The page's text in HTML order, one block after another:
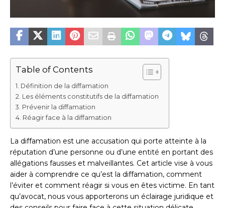
Table of Contents
Définition de la diffamation
Les éléments constitutifs de la diffamation
Prévenir la diffamation
Réagir face à la diffamation
La diffamation est une accusation qui porte atteinte à la
réputation d’une personne ou d’une entité en portant des
allégations fausses et malveillantes. Cet article vise à vous
aider à comprendre ce qu’est la diffamation, comment
l’éviter et comment réagir si vous en êtes victime. En tant
qu’avocat, nous vous apporterons un éclairage juridique et